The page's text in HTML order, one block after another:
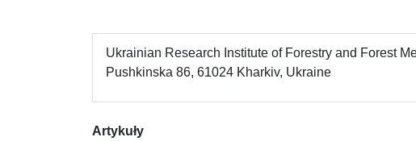
Ukrainian Research Institute of Forestry and Forest
Pushkinska 86, 61024 Kharkiv, Ukraine
Artykuły